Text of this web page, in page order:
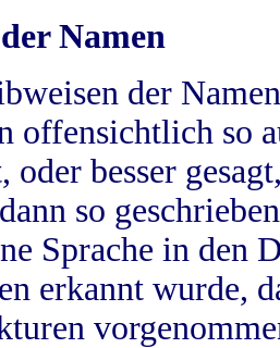
Namen
der
offensichtlich so
oder besser
so
Sprache in
erkannt wurde,